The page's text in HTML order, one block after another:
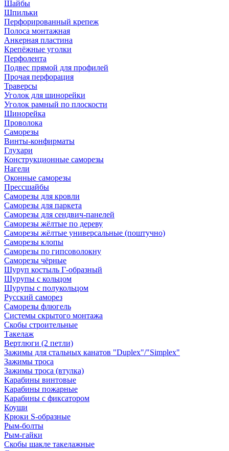
Шайбы
Шпильки
Перфорированный крепеж
Полоса монтажная
Анкерная пластина
Крепёжные уголки
Перфолента
Подвес прямой для профилей
Прочая перфорация
Траверсы
Уголок для шинорейки
Уголок рамный по плоскости
Шинорейка
Проволока
Саморезы
Винты-конфирматы
Глухари
Конструкционные саморезы
Нагели
Оконные саморезы
Прессшайбы
Саморезы для кровли
Саморезы для паркета
Саморезы для сендвич-панелей
Саморезы жёлтые по дереву
Саморезы жёлтые универсальные (поштучно)
Саморезы клопы
Саморезы по гипсоволокну
Саморезы чёрные
Шуруп костыль Г-образный
Шурупы с кольцом
Шурупы с полукольцом
Русский саморез
Саморезы флюгель
Системы скрытого монтажа
Скобы строительные
Такелаж
Вертлюги (2 петли)
Зажимы для стальных канатов "Duplex"/"Simplex"
Зажимы троса
Зажимы троса (втулка)
Карабины винтовые
Карабины пожарные
Карабины с фиксатором
Коуши
Крюки S-образные
Рым-болты
Рым-гайки
Скобы шакле такелажные